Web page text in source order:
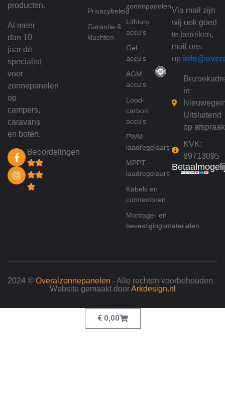
producten.
Al meer
dan 10
jaar dé
specialist
voor
zonnepanelen
op
campers,
caravans
en boten.
Beoordelingen
Privacybeleid
Garantie &
klachten
zonnepanelen
Lithium
accu's
Gel
accu's
AGM
accu's
Lood-
carbon
accu's
PWM
laadregelaars
MPPT
laadregelaars
Kabels en
connectoren
Montage- en
bevestigingsmaterialen
Via mail zijn
wij ook goed
te bereiken,
mail ons
op
in
Uitsluitend
op afspraak
KVK:
89713095
2024 © Overalzonnepanelen - Alle rechten voorbehouden.
Website gemaakt doorArkdesign.nl
€0,00